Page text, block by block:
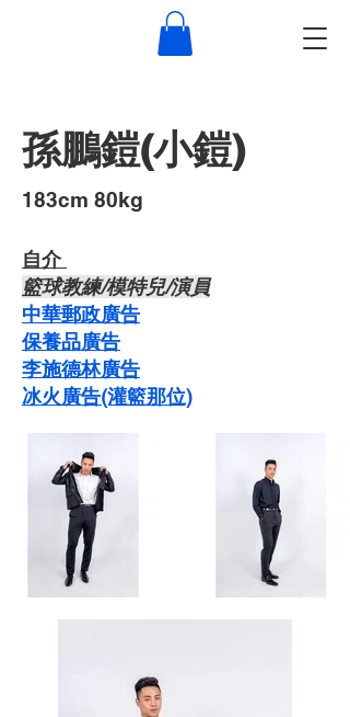
孫鵬鎧(小鎧)
​183cm 80kg
自介 ​
​籃球教練/模特兒/演員
中華郵政廣告
保養品廣告
李施德林廣告
冰火廣告(灌籃那位)